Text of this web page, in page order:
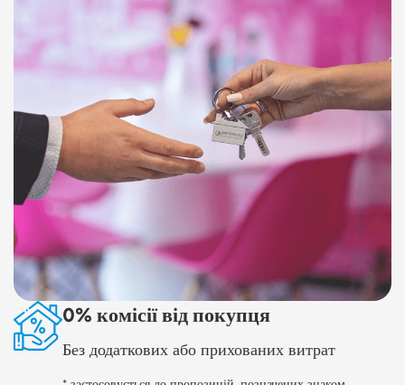
0% комісії від покупця
Без додаткових або прихованих витрат